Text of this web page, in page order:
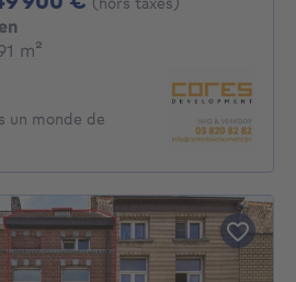
m²
un monde de